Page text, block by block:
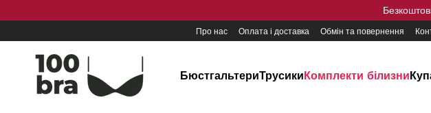
Про нас Оплата і доставка Обмін та повернення
БюстгальтериТрусикиКомплекти білизни